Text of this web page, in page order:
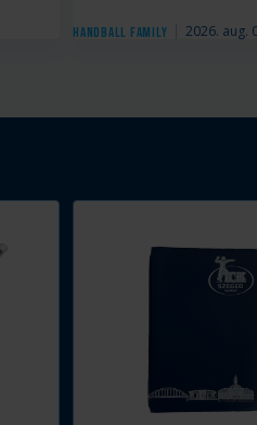
Handball Family 2026. aug.